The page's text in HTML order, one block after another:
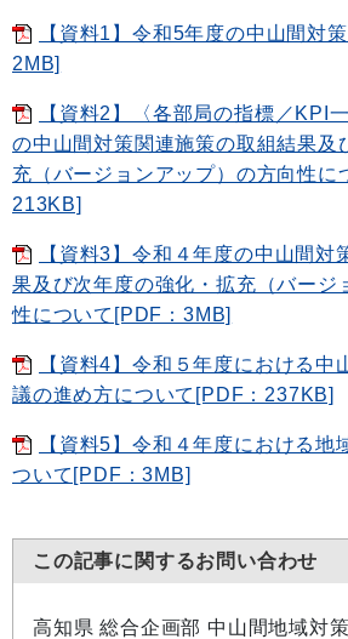
【資料1】令和5年度の中山間対
2MB]
【資料2】〈各部局の指標／KPI
の中山間対策関連施策の取組結果及
充（バージョンアップ）の方向性に
213KB]
【資料3】令和４年度の中山間対
果及び次年度の強化・拡充（バージ
性について[PDF：3MB]
【資料4】令和５年度における中
議の進め方について[PDF：237KB]
【資料5】令和４年度における地
ついて[PDF：3MB]
この記事に関するお問い合わせ
高知県 総合企画部 中山間地域対